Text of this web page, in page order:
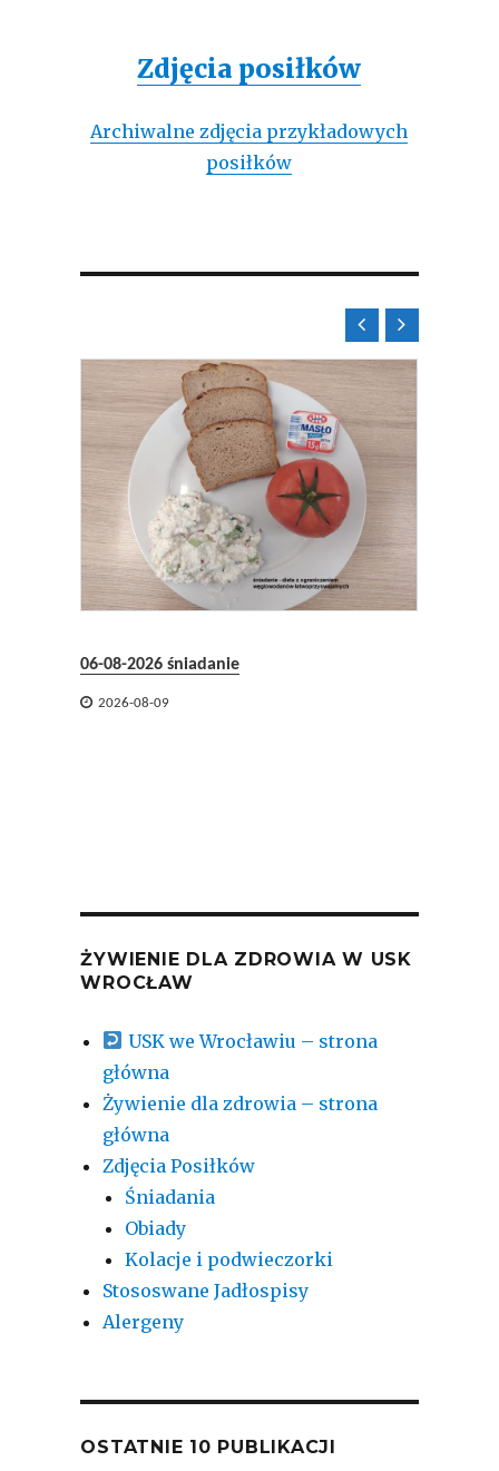
Zdjęcia posiłków
Archiwalne zdjęcia przykładowych
posiłków

05-08-2026 obiad
 2026-08-09

ŻYWIENIE DLA ZDROWIA W USK
WROCŁAW
USK we Wrocławiu – strona
główna
Żywienie dla zdrowia – strona
główna
Zdjęcia Posiłków
Śniadania
Obiady
Kolacje i podwieczorki
Stososwane Jadłospisy
Alergeny
OSTATNIE 10 PUBLIKACJI